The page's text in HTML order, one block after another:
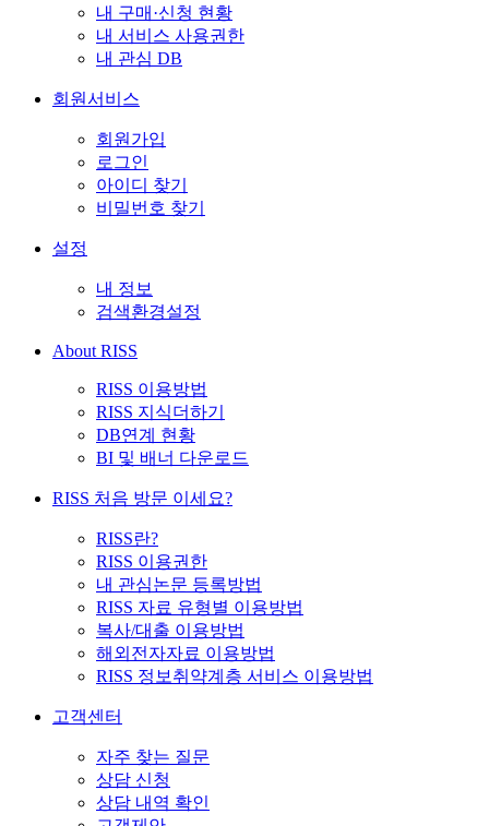
내 구매·신청 현황
내 서비스 사용권한
내 관심 DB
회원서비스
회원가입
로그인
아이디 찾기
비밀번호 찾기
설정
내 정보
검색환경설정
About RISS
RISS 이용방법
RISS 지식더하기
DB연계 현황
BI 및 배너 다운로드
RISS 처음 방문 이세요?
RISS란?
RISS 이용권한
내 관심논문 등록방법
RISS 자료 유형별 이용방법
복사/대출 이용방법
해외전자자료 이용방법
RISS 정보취약계층 서비스 이용방법
고객센터
자주 찾는 질문
상담 신청
상담 내역 확인